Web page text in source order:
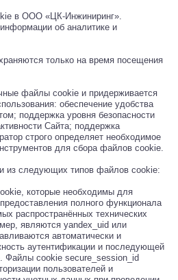
в ООО «ЦК-Инжиниринг».
об аналитике и
только на время посещения
файлы cookie и придерживается
обеспечение удобства
поддержка уровня безопасности
Сайта; поддержка
строго определяет необходимое
для сбора файлов cookie.
из следующих типов файлов cookie:
которые необходимы для
полного функционала
распространённых технических
являются yandex_uid или
автоматически и
аутентификации и последующей
Файлы сookie secure_session_id
пользователей и